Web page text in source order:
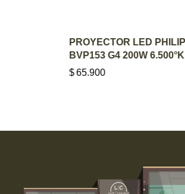
AGREGAR AL CARRITO
PROYECTOR LED PHILIPS
BVP153 G4 200W 6.500°K
65.900